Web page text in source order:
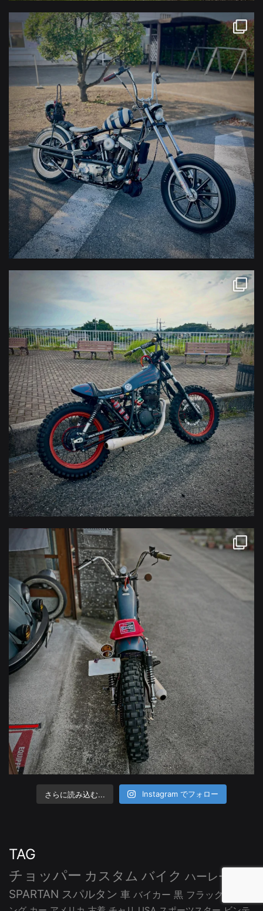
さらに読み込む... Instagram でフォロー
TAG
チョッパー カスタム バイク ハーレー
SPARTAN スパルタン 車 バイカー 黒 フラッグ